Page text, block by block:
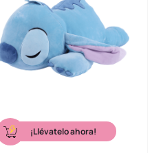
¡Llévatelo ahora!